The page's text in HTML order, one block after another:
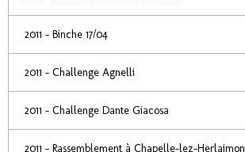
2011 - Binche 17/04
2011 - Challenge Agnelli
2011 - Challenge Dante Giacosa
2011 - Rassemblement à Chapelle-lez-